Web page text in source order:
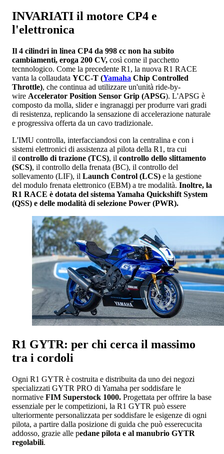
INVARIATI il motore CP4 e
l'elettronica
Il 4 cilindri in linea CP4 da 998 cc non ha subito
cambiamenti, eroga 200 CV, così come il pacchetto
tecnnologico. Come la precedente R1, la nuova R1 RACE
vanta la collaudata YCC-T (Yamaha Chip Controlled
Throttle), che continua ad utilizzare un'unità ride-by-
wire Accelerator Position Sensor Grip (APSG). L'APSG è
composto da molla, slider e ingranaggi per produrre vari gradi
di resistenza, replicando la sensazione di accelerazione naturale
e progressiva offerta da un cavo tradizionale.
L'IMU controlla, interfacciandosi con la centralina e con i
sistemi elettronici di assistenza al pilota della R1, tra cui
il controllo di trazione (TCS), il controllo dello slittamento
(SCS), il controllo della frenata (BC), il controllo del
sollevamento (LIF), il Launch Control (LCS) e la gestione
del modulo frenata elettronico (EBM) a tre modalità. Inoltre, la
R1 RACE è dotata del sistema Yamaha Quickshift System
(QSS) e delle modalità di selezione Power (PWR).
R1 GYTR: per chi cerca il massimo
tra i cordoli
Ogni R1 GYTR è costruita e distribuita da uno dei negozi
specializzati GYTR PRO di Yamaha per soddisfare le
normative FIM Superstock 1000. Progettata per offrire la base
essenziale per le competizioni, la R1 GYTR può essere
ulteriormente personalizzata per soddisfare le esigenze di ogni
pilota, a partire dalla posizione di guida che può esserecucita
addosso, grazie alle pedane pilota e al manubrio GYTR
regolabili.